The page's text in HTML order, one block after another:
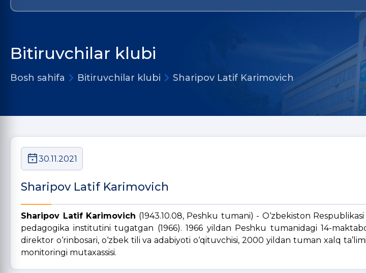
Bitiruvchilar klubi
Bosh sahifa Bitiruvchilar klubi Sharipov Latif Karimovich
30.11.2021
Sharipov Latif Karimovich
Sharipov Latif Karimovich (1943.10.08, Peshku tumani) - O‘zbekiston
pedagogika institutini tugatgan (1966). 1966 yildan Peshku tumanidagi 14-
direktor o‘rinbosari, o‘zbek tili va adabiyoti o‘qituvchisi, 2000 yildan tuman xalq
monitoringi mutaxassisi.